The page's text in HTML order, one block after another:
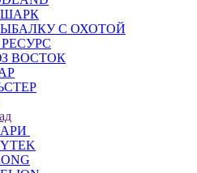
С ОХОТОЙ
ВОСТОК